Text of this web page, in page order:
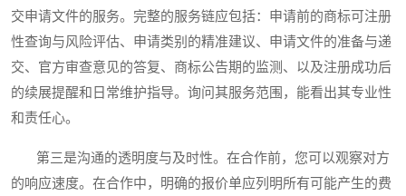
交申请文件的服务。完整的服务链应包括：申请前的商标可注册
性查询与风险评估、申请类别的精准建议、申请文件的准备与递
交、官方审查意见的答复、商标公告期的监测、以及注册成功后
的续展提醒和日常维护指导。询问其服务范围，能看出其专业性
和责任心。
第三是沟通的透明度与及时性。在合作前，您可以观察对方
的响应速度。在合作中，明确的报价单应列明所有可能产生的费